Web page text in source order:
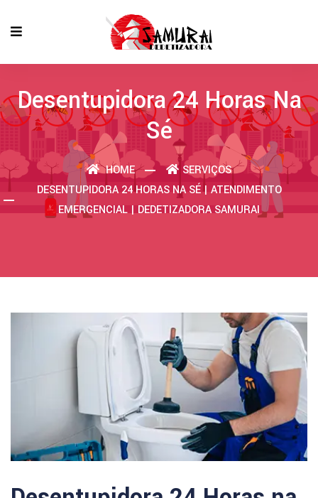
Desentupidora 24 Horas Na
Sé
HOME
SERVIÇOS
DESENTUPIDORA 24 HORAS NA SÉ | ATENDIMENTO
EMERGENCIAL | DEDETIZADORA SAMURAI